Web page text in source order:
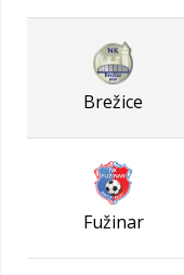
Brežice
Fužinar